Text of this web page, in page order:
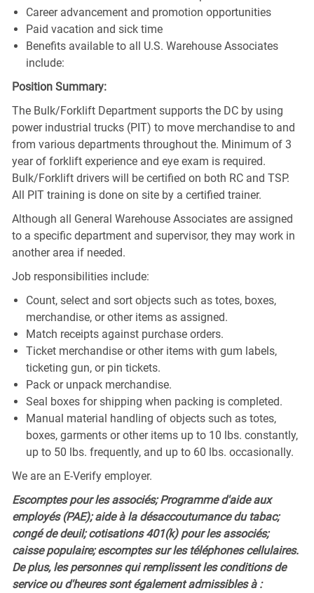
Career advancement and promotion opportunities
Paid vacation and sick time
Benefits available to all U.S. Warehouse Associates
include:
Position Summary:
The Bulk/Forklift Department supports the DC by using
power industrial trucks (PIT) to move merchandise to and
from various departments throughout the. Minimum of 3
year of forklift experience and eye exam is required.
Bulk/Forklift drivers will be certified on both RC and TSP.
All PIT training is done on site by a certified trainer.
Although all General Warehouse Associates are assigned
to a specific department and supervisor, they may work in
another area if needed.
Job responsibilities include:
Count, select and sort objects such as totes, boxes,
merchandise, or other items as assigned.
Match receipts against purchase orders.
Ticket merchandise or other items with gum labels,
ticketing gun, or pin tickets.
Pack or unpack merchandise.
Seal boxes for shipping when packing is completed.
Manual material handling of objects such as totes,
boxes, garments or other items up to 10 lbs. constantly,
up to 50 lbs. frequently, and up to 60 lbs. occasionally.
We are an E-Verify employer.
Escomptes pour les associés; Programme d'aide aux
employés (PAE); aide à la désaccoutumance du tabac;
congé de deuil; cotisations 401(k) pour les associés;
caisse populaire; escomptes sur les téléphones cellulaires.
De plus, les personnes qui remplissent les conditions de
service ou d'heures sont également admissibles à :